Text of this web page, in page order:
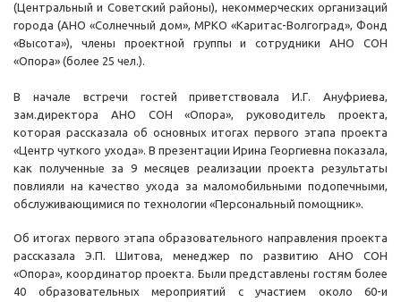
(Центральный и Советский районы), некоммерческих организаций
города (АНО «Солнечный дом», МРКО «Каритас-Волгоград», Фонд
«Высота»), члены проектной группы и сотрудники АНО СОН
«Опора» (более 25 чел.).
В начале встречи гостей приветствовала И.Г. Ануфриева,
зам.директора АНО СОН «Опора», руководитель проекта,
которая рассказала об основных итогах первого этапа проекта
«Центр чуткого ухода». В презентации Ирина Георгиевна показала,
как полученные за 9 месяцев реализации проекта результаты
повлияли на качество ухода за маломобильными подопечными,
обслуживающимися по технологии «Персональный помощник».
Об итогах первого этапа образовательного направления проекта
рассказала Э.П. Шитова, менеджер по развитию АНО СОН
«Опора», координатор проекта. Были представлены гостям более
40 образовательных мероприятий с участием около 60-и